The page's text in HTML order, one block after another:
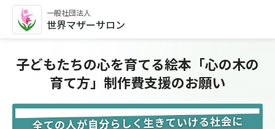
一般社団法人
世界マザーサロン
子どもたちの心を育てる絵本「心の木の
育て方」制作費支援のお願い